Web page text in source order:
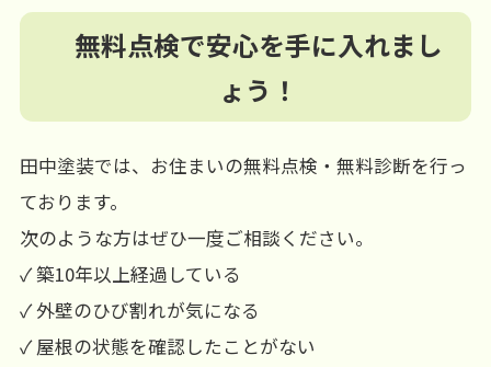
無料点検で安心を手に入れまし
ょう！
田中塗装では、お住まいの無料点検・無料診断を行っ
ております。
次のような方はぜひ一度ご相談ください。
✓ 築10年以上経過している
✓ 外壁のひび割れが気になる
✓ 屋根の状態を確認したことがない